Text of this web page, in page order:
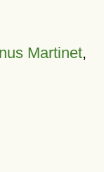
Martinet,